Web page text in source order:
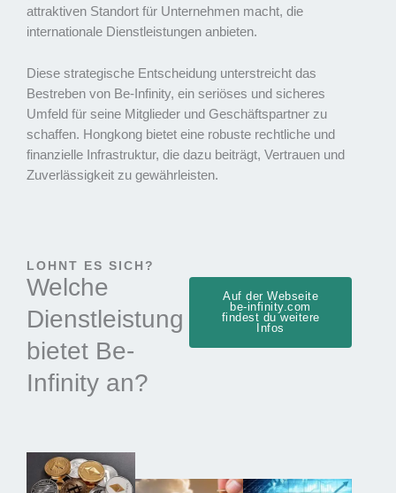
attraktiven Standort für Unternehmen macht, die
internationale Dienstleistungen anbieten.
Diese strategische Entscheidung unterstreicht das
Bestreben von Be-Infinity, ein seriöses und sicheres
Umfeld für seine Mitglieder und Geschäftspartner zu
schaffen. Hongkong bietet eine robuste rechtliche und
finanzielle Infrastruktur, die dazu beiträgt, Vertrauen und
Zuverlässigkeit zu gewährleisten.
LOHNT ES SICH?
Welche
Dienstleistung
bietet Be-
Infinity an?
Auf der Webseite
be-infinity.com
findest du weitere
Infos